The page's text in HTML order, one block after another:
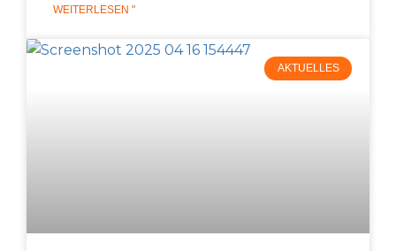
WEITERLESEN "
AKTUELLES